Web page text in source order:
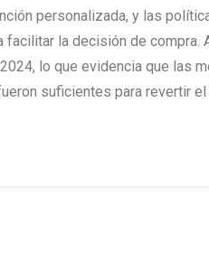
personalizada, y las
facilitar la decisión de
lo que evidencia que las
suficientes para revertir